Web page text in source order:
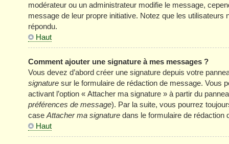
modérateur ou un administrateur modifie le message,
message de leur propre initiative. Notez que les
répondu.
Haut
Comment ajouter une signature à mes messages ?
Vous devez d’abord créer une signature depuis votre
signature sur le formulaire de rédaction de message. Vous
activant l’option « Attacher ma signature » à partir du
préférences de message). Par la suite, vous pourrez
case Attacher ma signature dans le formulaire de rédaction
Haut